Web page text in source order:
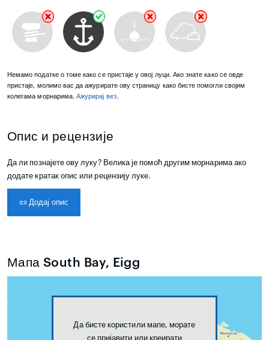
Немамо податке о томе како се пристаје у овој луци. Ако знате како се овде
пристаје, молимо вас да ажурирате ову страницу како бисте помогли својим
колегама морнарима.Ажурирај вез.
Опис и рецензије
Да ли познајете ову луку? Велика је помоћ другим морнарима ако
додате кратак опис или рецензију луке.
📜 Додај опис
Мапа South Bay, Eigg
Да бисте користили мапе, морате
се пријавити или креирати